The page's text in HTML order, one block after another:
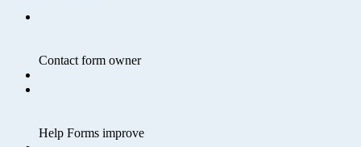
Contact form owner
Help Forms improve